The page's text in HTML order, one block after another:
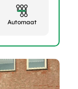
Automaat